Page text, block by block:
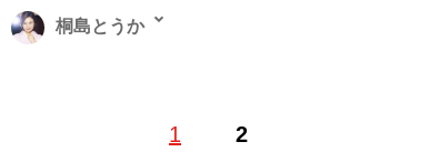
1 2
桐島とうか
代に起業して失敗し、水商売の道に進む。銀座にあるク